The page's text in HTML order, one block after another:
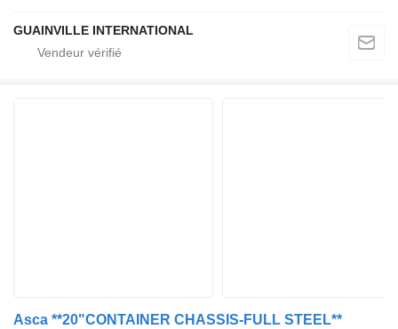
GUAINVILLE INTERNATIONAL
Asca **20"CONTAINER CHASSIS-FULL STEEL**